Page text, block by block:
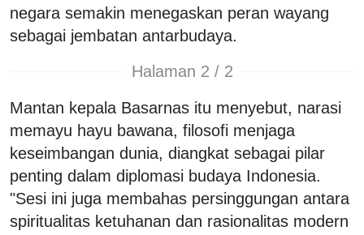
negara semakin menegaskan peran wayang
sebagai jembatan antarbudaya.
Halaman 2 / 2
Mantan kepala Basarnas itu menyebut, narasi
memayu hayu bawana, filosofi menjaga
keseimbangan dunia, diangkat sebagai pilar
penting dalam diplomasi budaya Indonesia.
"Sesi ini juga membahas persinggungan antara
spiritualitas ketuhanan dan rasionalitas modern